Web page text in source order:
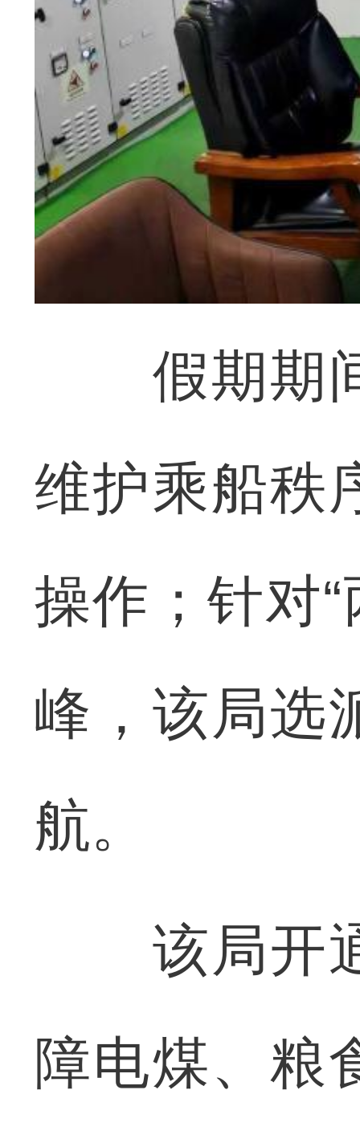
假期期间
维护乘船秩
操作；针对“
峰，该局选
航。
该局开通
障电煤、粮